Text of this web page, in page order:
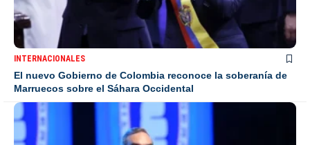
INTERNACIONALES
El nuevo Gobierno de Colombia reconoce la soberanía de
Marruecos sobre el Sáhara Occidental